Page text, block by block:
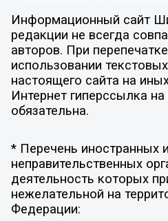
Информационный сайт
редакции не всегда
авторов. При
использовании
настоящего сайта на
Интернет гиперссылка
обязательна.
* Перечень иностранных
неправительственных
деятельность которых
нежелательной на
Федерации: